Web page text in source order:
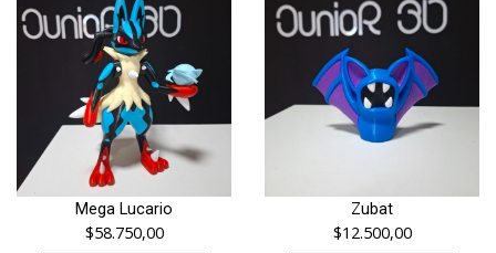
Mega Lucario
$58.750,00
Zubat
$12.500,00